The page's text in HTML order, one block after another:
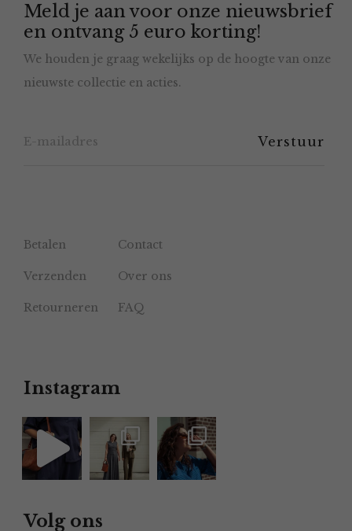
Meld je aan voor onze nieuwsbrief
en ontvang 5 euro korting!
We houden je graag wekelijks op de hoogte van onze
nieuwste collectie en acties.
Betalen Contact
Verzenden Over ons
Retourneren FAQ
Instagram
Volg ons